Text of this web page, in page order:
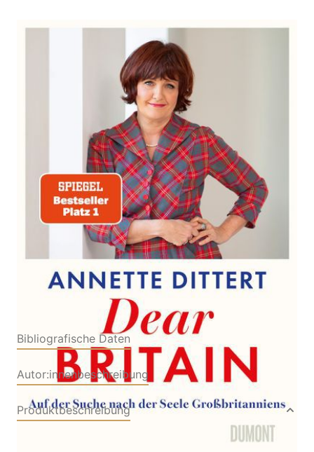
Zur Wunschliste hinzufügen
Auf der Suche nach der Seele Großbritanniens
Annette Dittert
Verlag: DuMont
Buchverlag
12.05.2026
256 Seiten
Hardcover
ISBN: 978-3-
75580069-9
Bibliografische Daten
Autor:innenbeschreibung
Produktbeschreibung
Als Annette Dittert am 31. Januar 2020 um